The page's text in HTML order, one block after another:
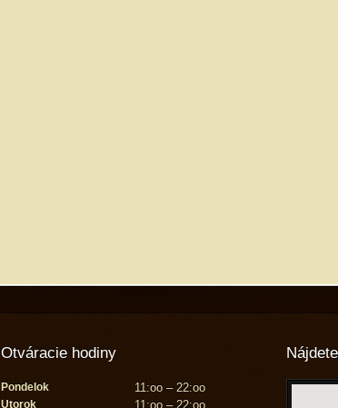
Otváracie hodiny
Pondelok 11:oo – 22:oo
Utorok 11:oo – 22:oo